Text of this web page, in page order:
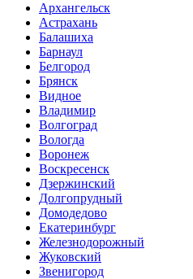
Архангельск
Астрахань
Балашиха
Барнаул
Белгород
Брянск
Видное
Владимир
Волгоград
Вологда
Воронеж
Воскресенск
Дзержинский
Долгопрудный
Домодедово
Екатеринбург
Железнодорожный
Жуковский
Звенигород